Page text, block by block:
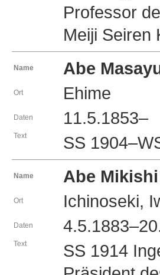
Professor
Meiji Seiren
Name Abe
Ort Ehime
Daten 11.5.1853–
Text SS
Name Abe
Ort Ichinoseki,
Daten
Text
SS 1914